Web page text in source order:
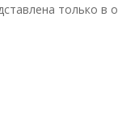
только в